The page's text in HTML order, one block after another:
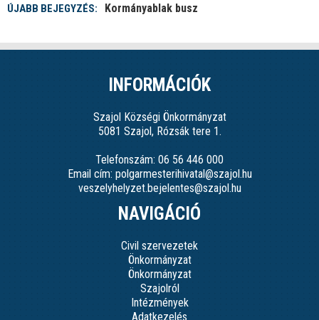
ÚJABB BEJEGYZÉS: Kormányablak busz
INFORMÁCIÓK
Szajol Községi Önkormányzat
5081 Szajol, Rózsák tere 1.
Telefonszám: 06 56 446 000
Email cím: polgarmesterihivatal@szajol.hu
veszelyhelyzet.bejelentes@szajol.hu
NAVIGÁCIÓ
Civil szervezetek
Önkormányzat
Önkormányzat
Szajolról
Intézmények
Adatkezelés